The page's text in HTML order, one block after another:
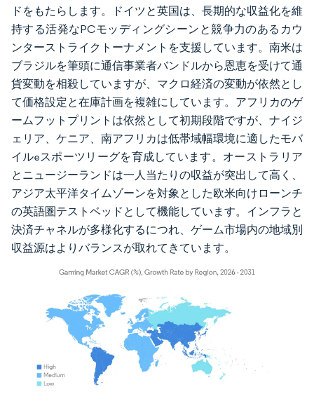
ドをもたらします。ドイツと英国は、長期的な収益化を維
持する活発なPCモッディングシーンと競争力のあるカウ
ンターストライクトーナメントを支援しています。南米は
ブラジルを筆頭に通信事業者バンドルから恩恵を受けて通
貨変動を相殺していますが、マクロ経済の変動が依然とし
て価格設定と在庫計画を複雑にしています。アフリカのゲ
ームフットプリントは依然として初期段階ですが、ナイジ
ェリア、ケニア、南アフリカは低帯域幅環境に適したモバ
イルeスポーツリーグを育成しています。オーストラリア
とニュージーランドは一人当たりの収益が突出して高く、
アジア太平洋タイムゾーンを対象とした欧米向けローンチ
の英語圏テストベッドとして機能しています。インフラと
決済チャネルが多様化するにつれ、ゲーム市場内の地域別
収益源はよりバランスが取れてきています。